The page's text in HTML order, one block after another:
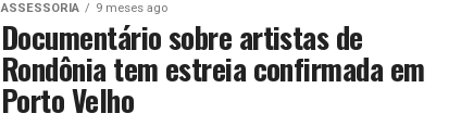
ASSESSORIA 9 meses ago
Documentário sobre artistas de
Rondônia tem estreia confirmada em
Porto Velho